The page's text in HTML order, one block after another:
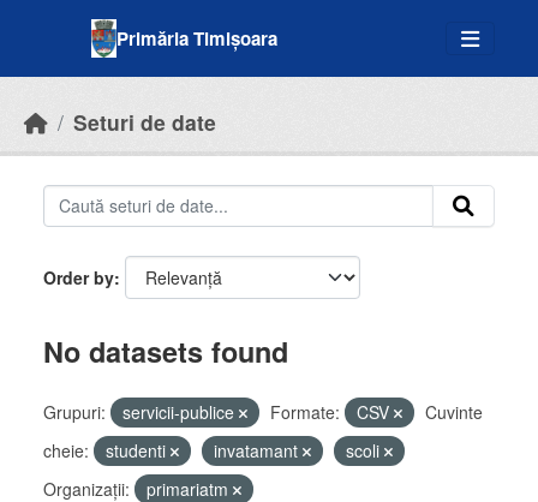
Primăria Timișoara
Seturi de date
Order by
No datasets found
Grupuri: servicii-publice Formate: CSV
Cuvinte
cheie:
studenti invatamant
scoli
Organizații:
primariatm